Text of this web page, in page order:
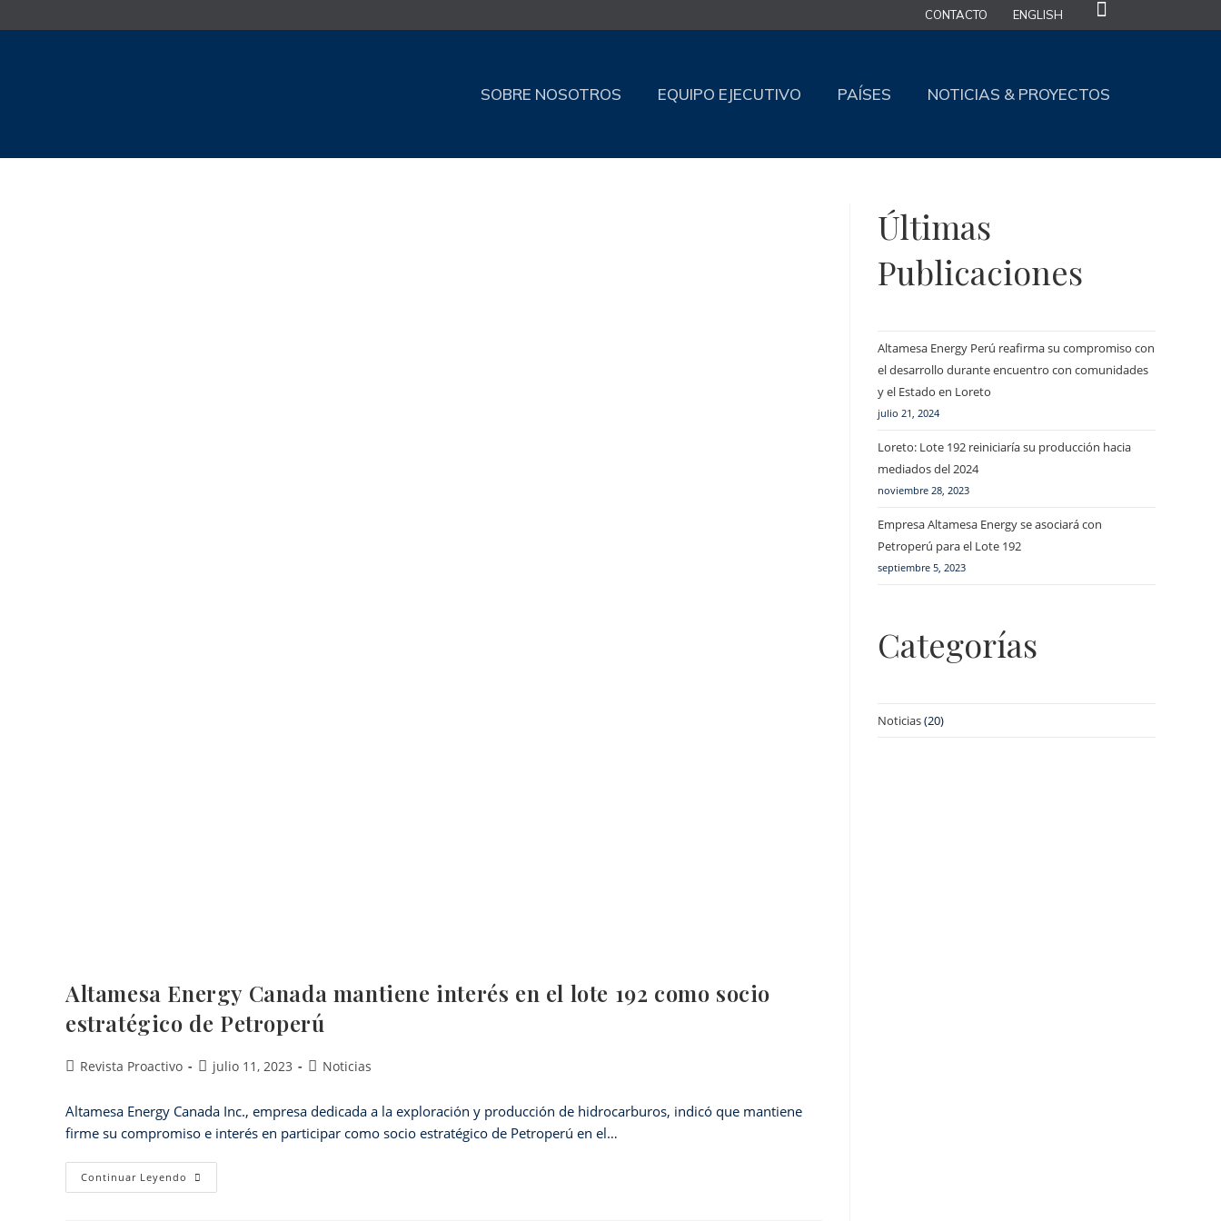
CONTACTO ENGLISH
SOBRE NOSOTROS EQUIPO EJECUTIVO PAÍSES NOTICIAS & PROYECTOS
Altamesa Energy Canada mantiene interés en el lote 192 como socio
estratégico de Petroperú
Revista Proactivo julio 11, 2023 Noticias
Altamesa Energy Canada Inc., empresa dedicada a la exploración y producción de hidrocarburos, indicó que mantiene
firme su compromiso e interés en participar como socio estratégico de Petroperú en el…
Continuar Leyendo
Últimas
Publicaciones
Altamesa Energy Perú reafirma su compromiso con
el desarrollo durante encuentro con comunidades
y el Estado en Loreto
julio 21, 2024
Loreto: Lote 192 reiniciaría su producción hacia
mediados del 2024
noviembre 28, 2023
Empresa Altamesa Energy se asociará con
Petroperú para el Lote 192
septiembre 5, 2023
Categorías
Noticias(20)